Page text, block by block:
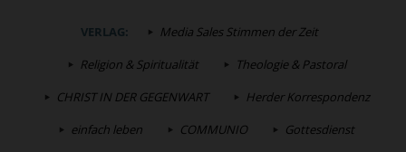
VERLAG:
Media Sales Stimmen der Zeit
Religion & Spiritualität
Theologie & Pastoral
CHRIST IN DER GEGENWART
Herder Korrespondenz
einfach leben
COMMUNIO
Gottesdienst